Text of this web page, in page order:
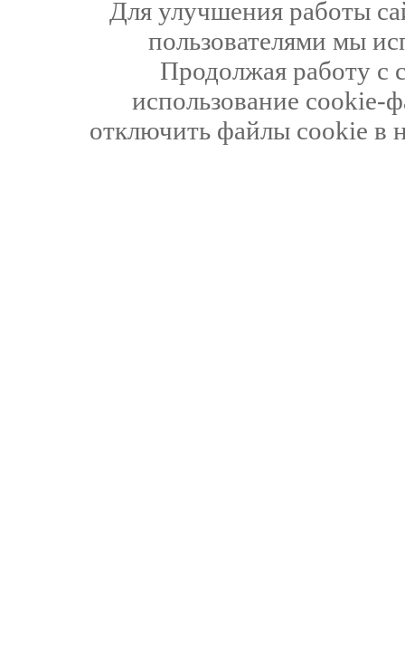
Для улучшения работы
пользователями мы
Продолжая работу с
использование cookie-
отключить файлы cookie в